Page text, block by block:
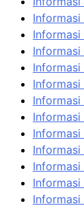
Informasi
Informasi
Informasi
Informasi
Informasi
Informasi
Informasi
Informasi